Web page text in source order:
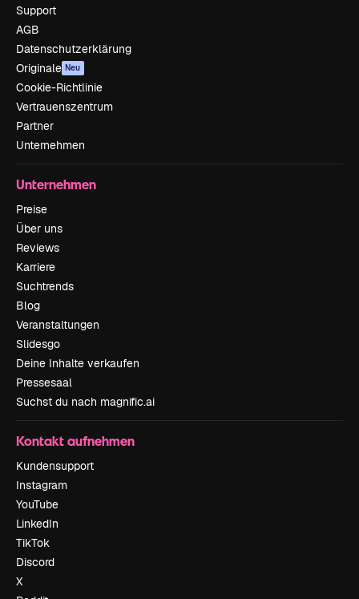
Support
AGB
Datenschutzerklärung
Originale Neu
Cookie-Richtlinie
Vertrauenszentrum
Partner
Unternehmen
Unternehmen
Preise
Über uns
Reviews
Karriere
Suchtrends
Blog
Veranstaltungen
Slidesgo
Deine Inhalte verkaufen
Pressesaal
Suchst du nach magnific.ai
Kontakt aufnehmen
Kundensupport
Instagram
YouTube
LinkedIn
TikTok
Discord
X